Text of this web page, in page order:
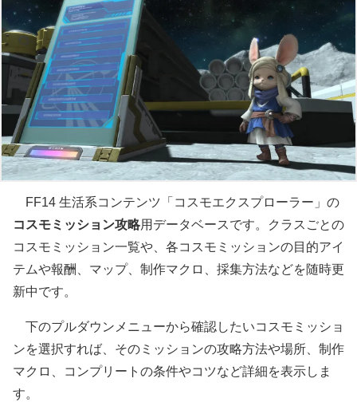
FF14 生活系コンテンツ「コスモエクスプローラー」の
コスモミッション攻略用データベースです。クラスごとの
コスモミッション一覧や、各コスモミッションの目的アイ
テムや報酬、マップ、制作マクロ、採集方法などを随時更
新中です。
下のプルダウンメニューから確認したいコスモミッショ
ンを選択すれば、そのミッションの攻略方法や場所、制作
マクロ、コンプリートの条件やコツなど詳細を表示しま
す。